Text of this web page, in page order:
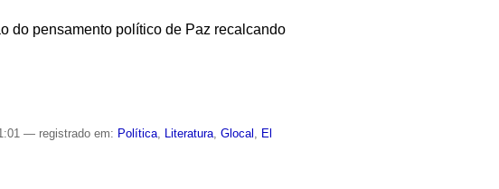
do pensamento político de Paz recalcando
— registrado em: Política, Literatura,Glocal , El